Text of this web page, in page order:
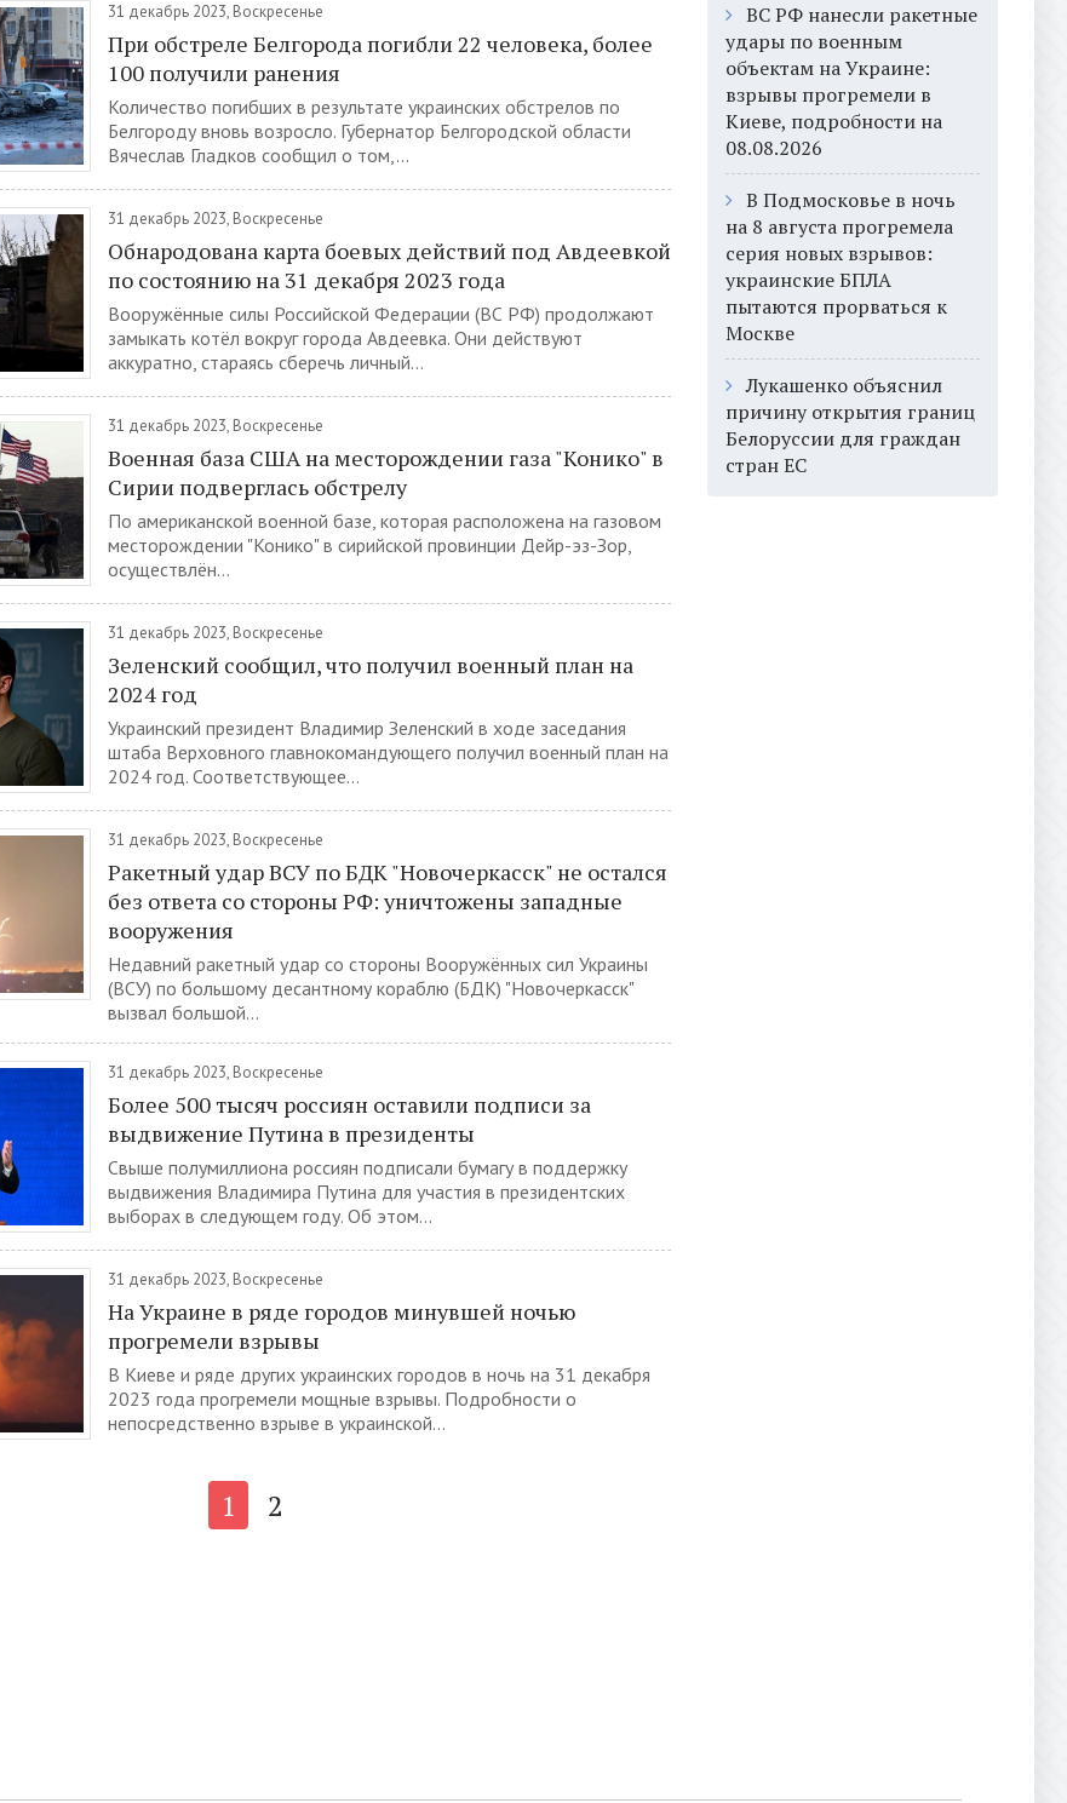
31 декабрь 2023, Воскресенье
При обстреле Белгорода погибли 22 человека, более
100 получили ранения
Количество погибших в результате украинских обстрелов по
Белгороду вновь возросло. Губернатор Белгородской области
Вячеслав Гладков сообщил о том,...
31 декабрь 2023, Воскресенье
Обнародована карта боевых действий под Авдеевкой
по состоянию на 31 декабря 2023 года
Вооружённые силы Российской Федерации (ВС РФ) продолжают
замыкать котёл вокруг города Авдеевка. Они действуют
аккуратно, стараясь сберечь личный...
31 декабрь 2023, Воскресенье
Военная база США на месторождении газа "Конико" в
Сирии подверглась обстрелу
По американской военной базе, которая расположена на газовом
месторождении "Конико" в сирийской провинции Дейр-эз-Зор,
осуществлён...
31 декабрь 2023, Воскресенье
Зеленский сообщил, что получил военный план на
2024 год
Украинский президент Владимир Зеленский в ходе заседания
штаба Верховного главнокомандующего получил военный план на
2024 год. Соответствующее...
31 декабрь 2023, Воскресенье
Ракетный удар ВСУ по БДК "Новочеркасск" не остался
без ответа со стороны РФ: уничтожены западные
вооружения
Недавний ракетный удар со стороны Вооружённых сил Украины
(ВСУ) по большому десантному кораблю (БДК) "Новочеркасск"
вызвал большой...
31 декабрь 2023, Воскресенье
Более 500 тысяч россиян оставили подписи за
выдвижение Путина в президенты
Свыше полумиллиона россиян подписали бумагу в поддержку
выдвижения Владимира Путина для участия в президентских
выборах в следующем году. Об этом...
31 декабрь 2023, Воскресенье
На Украине в ряде городов минувшей ночью
прогремели взрывы
В Киеве и ряде других украинских городов в ночь на 31 декабря
2023 года прогремели мощные взрывы. Подробности о
непосредственно взрыве в украинской...
1 2
ВС РФ нанесли ракетные
удары по военным
объектам на Украине:
взрывы прогремели в
Киеве, подробности на
08.08.2026
В Подмосковье в ночь
на 8 августа прогремела
серия новых взрывов:
украинские БПЛА
пытаются прорваться к
Москве
Лукашенко объяснил
причину открытия границ
Белоруссии для граждан
стран ЕС